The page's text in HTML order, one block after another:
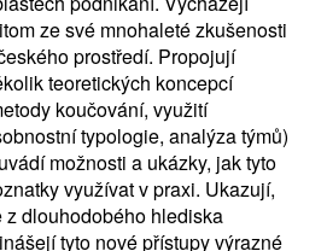
ze své mnohaleté zkušenosti
prostředí. Propojují
teoretických koncepcí
koučování, využití
typologie, analýza týmů)
možnosti a ukázky, jak tyto
využívat v praxi. Ukazují,
z dlouhodobého hlediska
tyto nové přístupy výrazné